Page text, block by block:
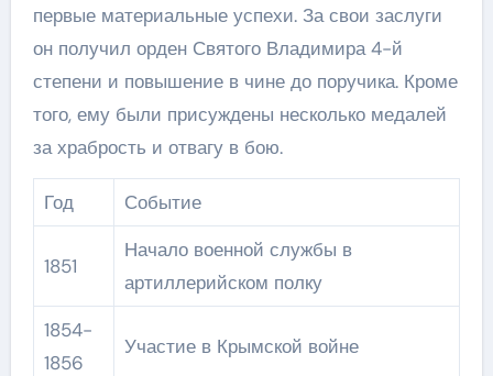
первые материальные успехи. За свои заслуги
он получил орден Святого Владимира 4-й
степени и повышение в чине до поручика. Кроме
того, ему были присуждены несколько медалей
за храбрость и отвагу в бою.
Год Событие
1851
Начало военной службы в
артиллерийском полку
1854-
1856
Участие в Крымской войне